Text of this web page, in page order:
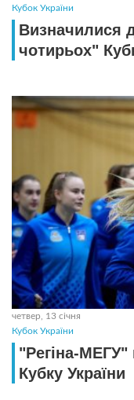
Кубок України
Визначилися
чотирьох"
четвер, 13 січня
Кубок України
"Регіна-МЕГУ"
Кубку України